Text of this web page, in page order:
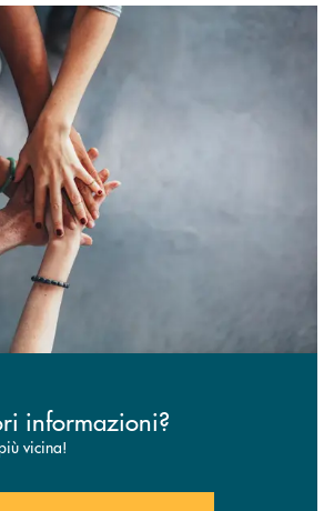
informazioni?
vicina!